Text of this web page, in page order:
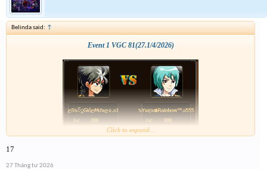
Belinda said: ↑
Event 1 VGC 81(27.1/4/2026)
Click to expand...
17
27 Tháng tư 2026